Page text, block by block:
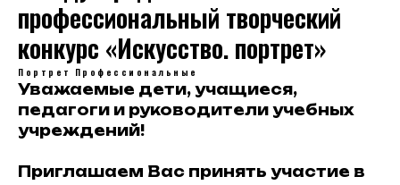
профессиональный творческий
конкурс «Искусство. портрет»
Портрет Профессиональные
Уважаемые дети, учащиеся,
педагоги и руководители учебных
учреждений!
Приглашаем Вас принять участие в